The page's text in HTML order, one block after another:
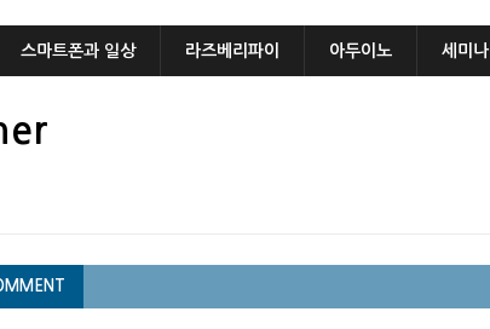
스마트폰과 일상 라즈베리파이 아두이노 세미나